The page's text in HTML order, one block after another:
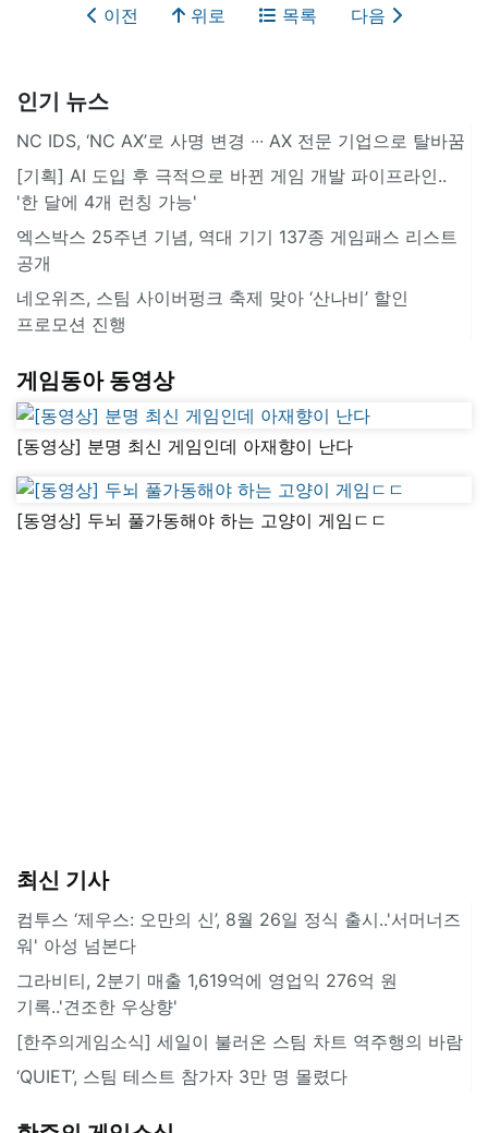
이전 위로 목록 다음
인기 뉴스
NC IDS, ‘NC AX’로 사명 변경 ∙∙∙ AX 전문 기업으로 탈바꿈
[기획] AI 도입 후 극적으로 바뀐 게임 개발 파이프라인..
'한 달에 4개 런칭 가능'
엑스박스 25주년 기념, 역대 기기 137종 게임패스 리스트
공개
네오위즈, 스팀 사이버펑크 축제 맞아 ‘산나비’ 할인
프로모션 진행
게임동아 동영상
[동영상] 분명 최신 게임인데 아재향이 난다
[동영상] 두뇌 풀가동해야 하는 고양이 게임ㄷㄷ
최신 기사
컴투스 ‘제우스: 오만의 신’, 8월 26일 정식 출시..'서머너즈
워' 아성 넘본다
그라비티, 2분기 매출 1,619억에 영업익 276억 원
기록..'견조한 우상향'
[한주의게임소식] 세일이 불러온 스팀 차트 역주행의 바람
‘QUIET’, 스팀 테스트 참가자 3만 명 몰렸다